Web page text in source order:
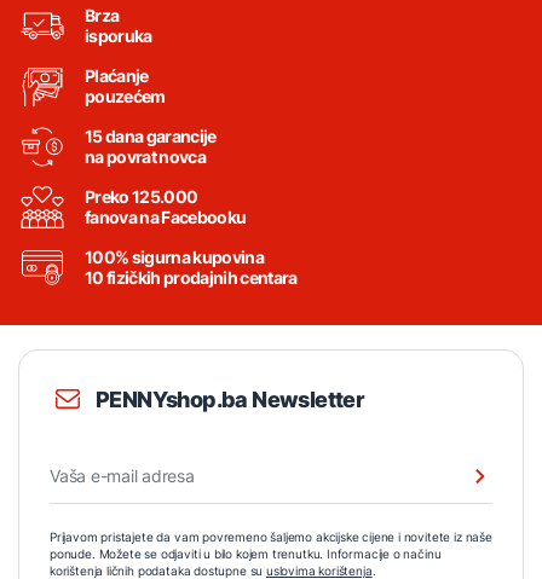
Brza
isporuka
Plaćanje
pouzećem
15 dana garancije
na povrat novca
Preko 125.000
fanova na Facebooku
100% sigurna kupovina
10 fizičkih prodajnih centara
PENNYshop.ba Newsletter
Prijavom pristajete da vam povremeno šaljemo akcijske cijene i novitete iz naše
ponude. Možete se odjaviti u bilo kojem trenutku. Informacije o načinu
korištenja ličnih podataka dostupne su uslovima korištenja.